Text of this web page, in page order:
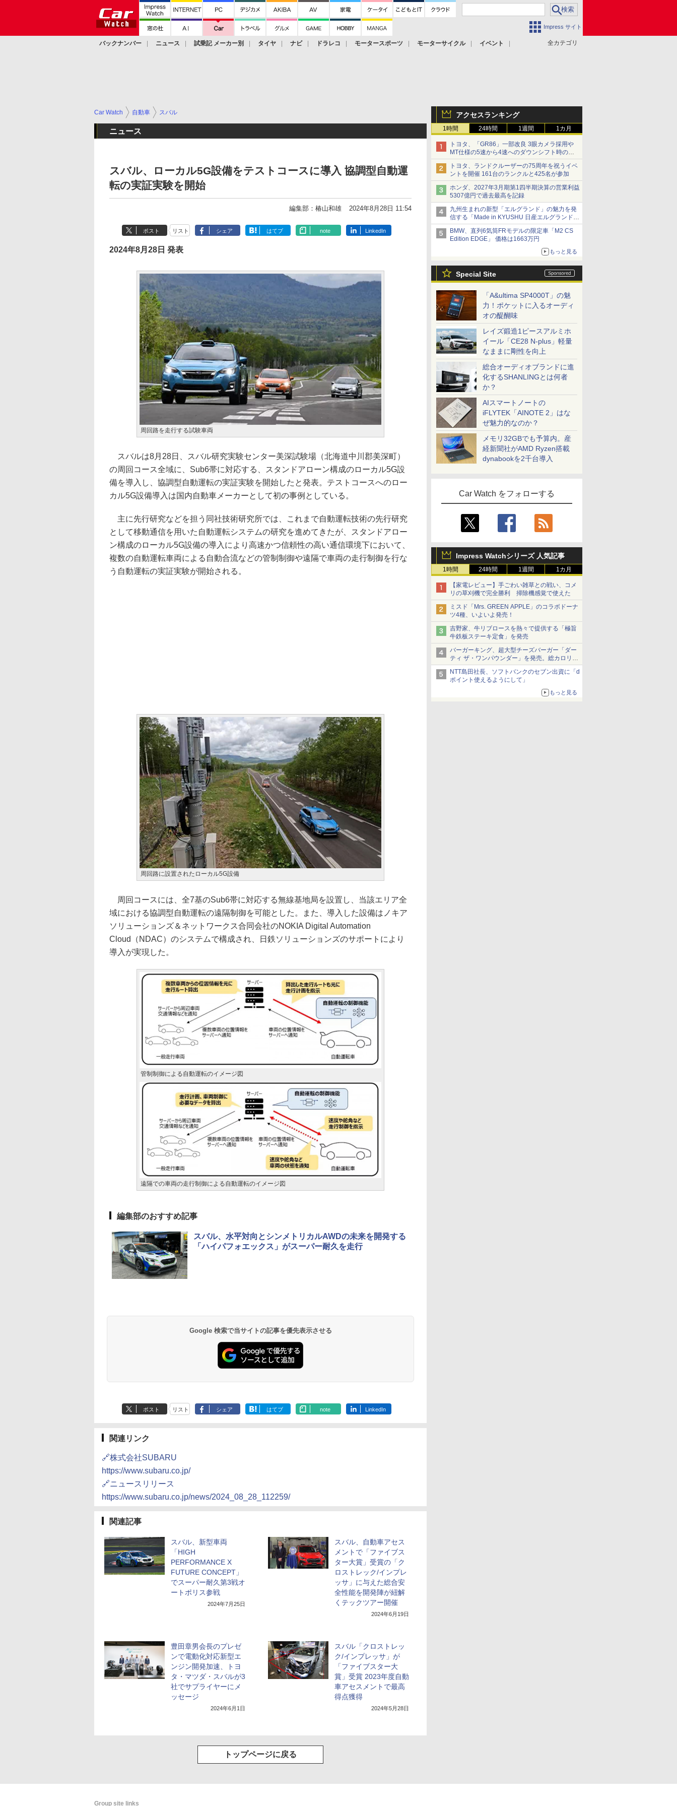
Impress サイト
全カテゴリ
バックナンバー ニュース 試乗記 メーカー別 タイヤ ナビ ドラレコ モータースポーツ モーターサイクル
イベント
アクセスランキング
1時間 24時間 1週間 1カ月
トヨタ、「GR86」一部改良 3眼カメラ採用や
MT仕様の5速から4速へのダウンシフト時の操
作性向上など
トヨタ、ランドクルーザーの75周年を祝うイベ
ントを開催 161台のランクルと425名が参加
ホンダ、2027年3月期第1四半期決算の営業利益
5307億円で過去最高を記録
九州生まれの新型「エルグランド」の魅力を発
信する「Made in KYUSHU 日産エルグランドデ
ー」8月14日開催
BMW、直列6気筒FRモデルの限定車「M2 CS
Edition EDGE」 価格は1663万円
もっと見る
Special Site
「A&ultima SP4000T」の魅
力！ポケットに入るオーディ
オの醍醐味
レイズ鍛造1ピースアルミホ
イール「CE28 N-plus」軽量
なままに剛性を向上
総合オーディオブランドに進
化するSHANLINGとは何者
か？
AIスマートノートの
iFLYTEK「AINOTE 2」はな
ぜ魅力的なのか？
メモリ32GBでも予算内。産
経新聞社がAMD Ryzen搭載
dynabookを2千台導入
Car Watch をフォローする
Impress Watchシリーズ 人気記事
1時間 24時間 1週間 1カ月
【家電レビュー】手ごわい雑草との戦い、コメ
リの草刈機で完全勝利 掃除機感覚で使えた
ミスド「Mrs. GREEN APPLE」のコラボドーナ
ツ4種、いよいよ発売！
吉野家、牛リブロースを熱々で提供する「極旨
牛鉄板ステーキ定食」を発売
バーガーキング、超大型チーズバーガー「ダー
ティ ザ・ワンパウンダー」を発売。総カロリー
約1656kcal、総重量約527g！
NTT島田社長、ソフトバンクのセブン出資に「d
ポイント使えるようにして」
もっと見る
Car Watch 自動車 スバル
ニュース
スバル、ローカル5G設備をテストコースに導入 協調型自動運
転の実証実験を開始
編集部：椿山和雄 2024年8月28日 11:54
ポスト リスト シェア はてブ note LinkedIn
2024年8月28日 発表
周回路を走行する試験車両
スバルは8月28日、スバル研究実験センター美深試験場（北海道中川郡美深町）
の周回コース全域に、Sub6帯に対応する、スタンドアローン構成のローカル5G設
備を導入し、協調型自動運転の実証実験を開始したと発表。テストコースへのロー
カル5G設備導入は国内自動車メーカーとして初の事例としている。
主に先行研究などを担う同社技術研究所では、これまで自動運転技術の先行研究
として移動通信を用いた自動運転システムの研究を進めてきたが、スタンドアロー
ン構成のローカル5G設備の導入により高速かつ信頼性の高い通信環境下において、
複数の自動運転車両による自動合流などの管制制御や遠隔で車両の走行制御を行な
う自動運転の実証実験が開始される。
周回路に設置されたローカル5G設備
周回コースには、全7基のSub6帯に対応する無線基地局を設置し、当該エリア全
域における協調型自動運転の遠隔制御を可能とした。また、導入した設備はノキア
ソリューションズ＆ネットワークス合同会社のNOKIA Digital Automation
Cloud（NDAC）のシステムで構成され、日鉄ソリューションズのサポートにより
導入が実現した。
管制制御による自動運転のイメージ図
遠隔での車両の走行制御による自動運転のイメージ図
編集部のおすすめ記事
スバル、水平対向とシンメトリカルAWDの未来を開発する
「ハイパフォエックス」がスーパー耐久を走行
Google 検索で当サイトの記事を優先表示させる
ポスト リスト シェア はてブ note LinkedIn
関連リンク
🔗株式会社SUBARU
https://www.subaru.co.jp/
🔗ニュースリリース
https://www.subaru.co.jp/news/2024_08_28_112259/
関連記事
スバル、新型車両
「HIGH
PERFORMANCE X
FUTURE CONCEPT」
でスーパー耐久第3戦オ
ートポリス参戦
2024年7月25日
スバル、自動車アセス
メントで「ファイブス
ター大賞」受賞の「ク
ロストレック/インプレ
ッサ」に与えた総合安
全性能を開発陣が紐解
くテックツアー開催
2024年6月19日
豊田章男会長のプレゼ
ンで電動化対応新型エ
ンジン開発加速、トヨ
タ・マツダ・スバルが3
社でサプライヤーにメ
ッセージ
2024年6月1日
スバル「クロストレッ
ク/インプレッサ」が
「ファイブスター大
賞」受賞 2023年度自動
車アセスメントで最高
得点獲得
2024年5月28日
トップページに戻る
Group site links